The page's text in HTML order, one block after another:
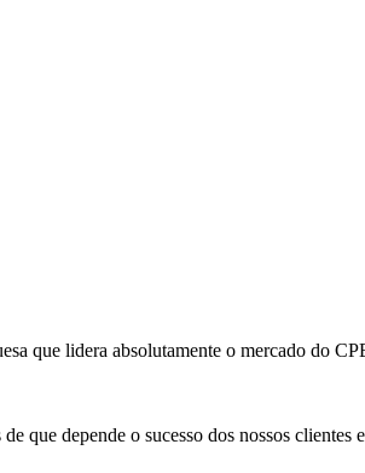
que lidera absolutamente o mercado do
que depende o sucesso dos nossos clientes